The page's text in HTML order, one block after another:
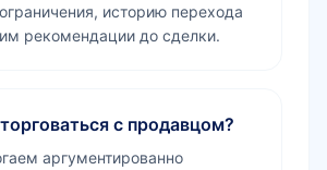
историю перехода
рекомендации до сделки.
с продавцом?
аргументированно